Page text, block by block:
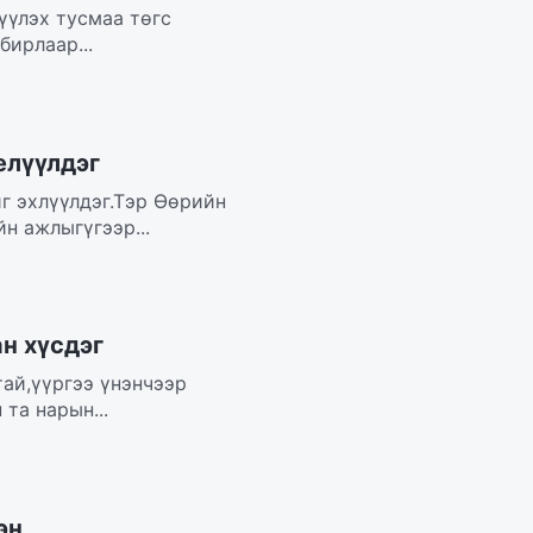
тусмаа төгс
эхлүүлдэг.Тэр Өөрийн
ажлыгүгээр...
хүсдэг
үнэнчээр
та нарын...